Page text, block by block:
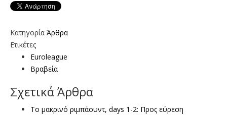
Κατηγορία Άρθρα
Ετικέτες
Euroleague
Βραβεία
Σχετικά Άρθρα
To μακρινό ριμπάουντ, days 1-2: Προς εύρεση